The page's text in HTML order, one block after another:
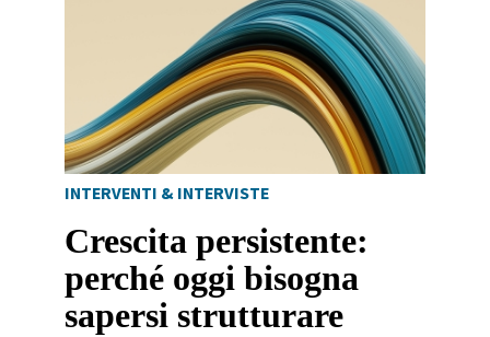
INTERVENTI & INTERVISTE
Crescita persistente:
perché oggi bisogna
sapersi strutturare